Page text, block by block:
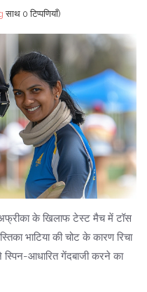
साथ 0 टिप्पणियाँ)
अफ्रीका के खिलाफ टेस्ट मैच में टॉस
भाटिया की चोट के कारण रिचा
स्पिन-आधारित गेंदबाजी करने का